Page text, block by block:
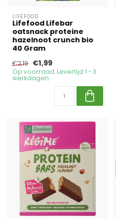
LIFEFOOD
Lifefood Lifebar
oatsnack proteine
hazelnoot crunch bio
40 Gram
€2,19 €1,99
Op voorraad. Levertijd 1 - 3
werkdagen